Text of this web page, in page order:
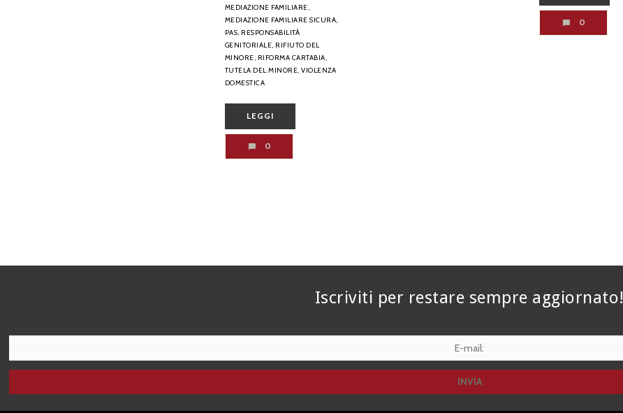
MEDIAZIONE FAMILIARE,
MEDIAZIONE FAMILIARE SICURA,
PAS, RESPONSABILITÀ
GENITORIALE, RIFIUTO DEL
MINORE, RIFORMA CARTABIA,
TUTELA DEL MINORE, VIOLENZA
DOMESTICA
LEGGI
0
0
Iscriviti per restare sempre aggiornato!